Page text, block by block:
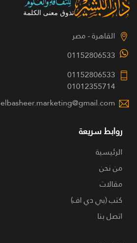
القاهرة - مصر
01152806533
01152806533
01012355714
elbasheer.marketing@gmail.com
روابط سريعة
الرئيسية
من نحن
مقالات
كتب (بي دي اف)
اتصل بنا